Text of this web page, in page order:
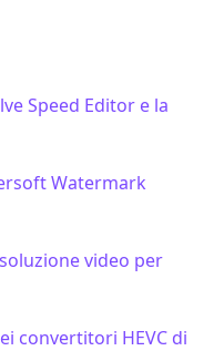
Speed Editor e la
Watermark
video per
convertitori HEVC di